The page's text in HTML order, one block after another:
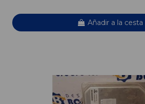
Añadir a la cesta